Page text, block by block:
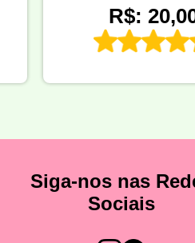
R$:
Siga-nos nas
Sociais